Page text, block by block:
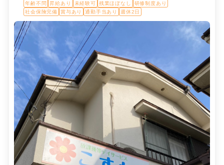
年齢不問
昇給あり 未経験可 残業ほぼなし
研修制度あり
社会保険完備
賞与あり 通勤手当あり 週休2日